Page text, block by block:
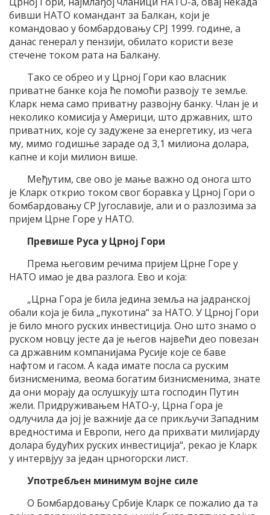
бивши НАТО командант за Балкан, који је
командовао у бомбардовању СРЈ 1999. године, а
данас генерал у пензији, обилато користи везе
стечене током рата на Балкану.
Тако се обрео и у Црној Гори као власник
приватне банке која ће помоћи развоју те земље.
Кларк нема само приватну развојну банку. Члан је и
неколико комисија у Америци, што државних, што
приватних, које су задужене за енергетику, из чега
му, мимо годишње зараде од 3,1 милиона долара,
капне и који милион више.
Међутим, све ово је мање важно од онога што
је Кларк открио током свог боравка у Црној Гори о
бомбардовању СР Југославије, али и о разлозима за
пријем Црне Горе у НАТО.
Превише Руса у Црној Гори
Према његовим речима пријем Црне Горе у
НАТО имао је два разлога. Ево и која:
„Црна Гора је била једина земља на јадранској
обали која је била „пукотина“ за НАТО. У Црној Гори
је било много руских инвестиција. Оно што знамо о
руском новцу јесте да је његов највећи део повезан
са државним компанијама Русије које се баве
нафтом и гасом. А када имате посла са руским
бизнисменима, веома богатим бизнисменима, знате
да они морају да ослушкују шта господин Путин
жели. Придруживањем НАТО-у, Црна Гора је
одлучила да јој је важније да се прикључи Западним
вредностима и Европи, него да прихвати милијарду
долара будућих руских инвестиција“, рекао је Кларк
у интервјуу за један црногорски лист.
Употребљен минимум војне силе
О Бомбардовању Србије Кларк се пожалио да та